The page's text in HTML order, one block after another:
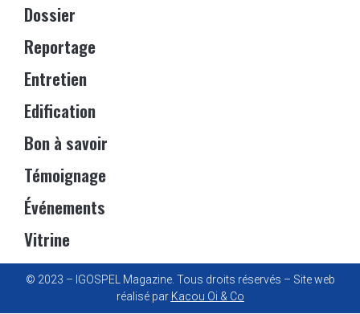
Dossier
Reportage
Entretien
Edification
Bon à savoir
Témoignage
Événements
Vitrine
© 2023 – IGOSPEL Magazine. Tous droits réservés – Site web
réalisé par Kacou Oi & Co